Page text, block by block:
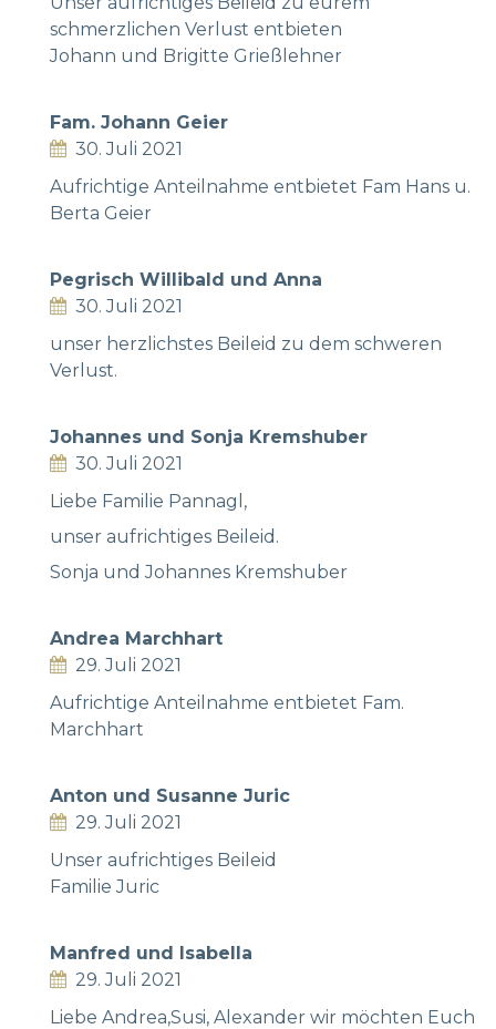
schmerzlichen Verlust entbieten
Johann und Brigitte Grießlehner
Fam. Johann Geier
30. Juli 2021
Aufrichtige Anteilnahme entbietet Fam Hans u.
Berta Geier
Pegrisch Willibald und Anna
30. Juli 2021
unser herzlichstes Beileid zu dem schweren
Verlust.
Johannes und Sonja Kremshuber
30. Juli 2021
Liebe Familie Pannagl,
unser aufrichtiges Beileid.
Sonja und Johannes Kremshuber
Andrea Marchhart
29. Juli 2021
Aufrichtige Anteilnahme entbietet Fam.
Marchhart
Anton und Susanne Juric
29. Juli 2021
Unser aufrichtiges Beileid
Familie Juric
Manfred und Isabella
29. Juli 2021
Liebe Andrea,Susi, Alexander wir möchten Euch